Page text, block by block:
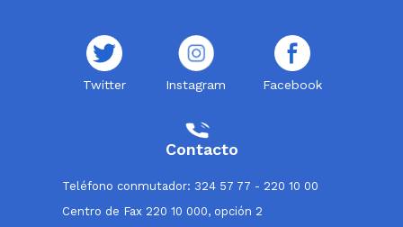
Twitter Instagram Facebook
Contacto
Teléfono conmutador: 324 57 77 - 220 10 00
Centro de Fax 220 10 000, opción 2